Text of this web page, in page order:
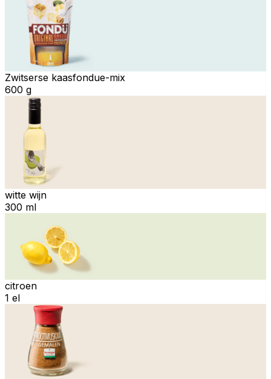
Zwitserse kaasfondue-mix
600 g
witte wijn
300 ml
citroen
1 el